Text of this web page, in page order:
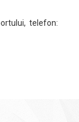
telefon: